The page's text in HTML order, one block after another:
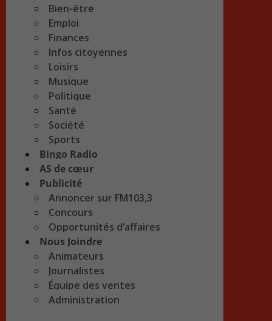
Bien-être
Emploi
Finances
Infos citoyennes
Loisirs
Musique
Politique
Santé
Société
Sports
Bingo Radio
AS de cœur
Publicité
Annoncer sur FM103,3
Concours
Opportunités d’affaires
Nous Joindre
Animateurs
Journalistes
Équipe des ventes
Administration